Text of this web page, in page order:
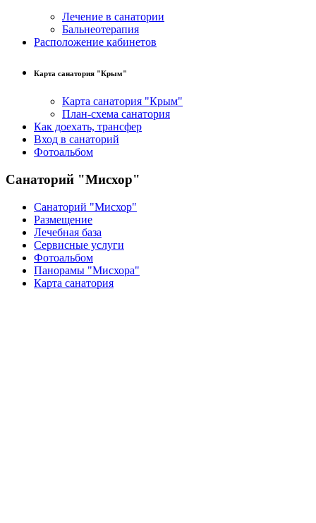
Лечение в санатории
Бальнеотерапия
Расположение кабинетов
Карта санатория "Крым"
Карта санатория "Крым"
План-схема санатория
Как доехать, трансфер
Вход в санаторий
Фотоальбом
Санаторий "Мисхор"
Санаторий "Мисхор"
Размещение
Лечебная база
Сервисные услуги
Фотоальбом
Панорамы "Мисхора"
Карта санатория